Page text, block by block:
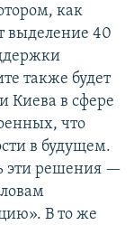
как
выделение 40
также будет
Киева в сфере
что
в будущем.
эти решения —
В то же